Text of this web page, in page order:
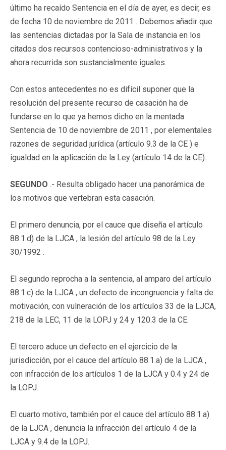
último ha recaído Sentencia en el día de ayer, es decir, es
de fecha 10 de noviembre de 2011 . Debemos añadir que
las sentencias dictadas por la Sala de instancia en los
citados dos recursos contencioso-administrativos y la
ahora recurrida son sustancialmente iguales.
Con estos antecedentes no es difícil suponer que la
resolución del presente recurso de casación ha de
fundarse en lo que ya hemos dicho en la mentada
Sentencia de 10 de noviembre de 2011 , por elementales
razones de seguridad jurídica (artículo 9.3 de la CE ) e
igualdad en la aplicación de la Ley (artículo 14 de la CE).
SEGUNDO .- Resulta obligado hacer una panorámica de
los motivos que vertebran esta casación.
El primero denuncia, por el cauce que diseña el artículo
88.1.d) de la LJCA , la lesión del artículo 98 de la Ley
30/1992 .
El segundo reprocha a la sentencia, al amparo del artículo
88.1.c) de la LJCA , un defecto de incongruencia y falta de
motivación, con vulneración de los artículos 33 de la LJCA,
218 de la LEC, 11 de la LOPJ y 24 y 120.3 de la CE.
El tercero aduce un defecto en el ejercicio de la
jurisdicción, por el cauce del artículo 88.1.a) de la LJCA ,
con infracción de los artículos 1 de la LJCA y 0.4 y 24 de
la LOPJ.
El cuarto motivo, también por el cauce del artículo 88.1.a)
de la LJCA , denuncia la infracción del artículo 4 de la
LJCA y 9.4 de la LOPJ.